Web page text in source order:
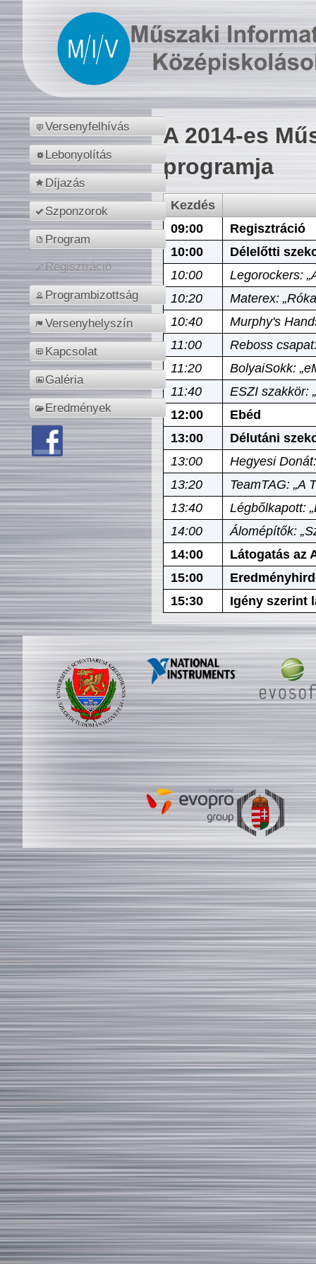
Versenyfelhívás
Lebonyolítás
Díjazás
Szponzorok
Program
Regisztráció
Programbizottság
Versenyhelyszín
Kapcsolat
Galéria
Eredmények
A 2014-es
programja
Kezdés
09:00
Regisztráció
10:00
Délelőtti
10:00
Legorockers:
10:20
Materex:
10:40
Murphy's
11:00
Reboss
11:20
BolyaiSokk:
11:40
ESZI szakkör:
12:00
Ebéd
13:00
Délutáni
13:00
Hegyesi
13:20
TeamTAG: „A
13:40
Légbőlkapott:
14:00
Álomépítők:
14:00
Látogatás az
15:00
15:30
Igény szerint